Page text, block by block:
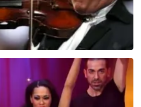
reviews